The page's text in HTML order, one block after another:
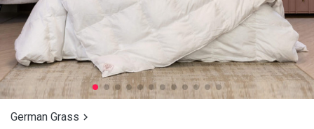
German Grass 